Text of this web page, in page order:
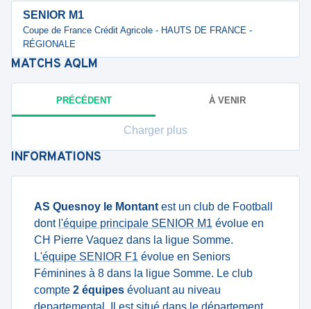
SENIOR M1
Coupe de France Crédit Agricole - HAUTS DE FRANCE -
RÉGIONALE
MATCHS AQLM
PRÉCÉDENT À VENIR
Charger plus
INFORMATIONS
AS Quesnoy le Montant est un club de Football
dont l'équipe principale SENIOR M1 évolue en
CH Pierre Vaquez dans la ligue Somme.
L'équipe SENIOR F1 évolue en Seniors
Féminines à 8 dans la ligue Somme. Le club
compte 2 équipes évoluant au niveau
departemental. Il est situé dans le département